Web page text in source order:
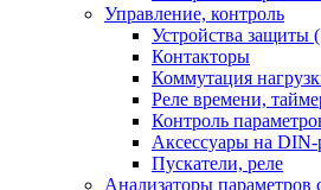
Управление, контроль
Устройства защиты
Контакторы
Коммутация
Реле времени,
Контроль
Аксессуары на DIN-
Пускатели, реле
Анализаторы параметров